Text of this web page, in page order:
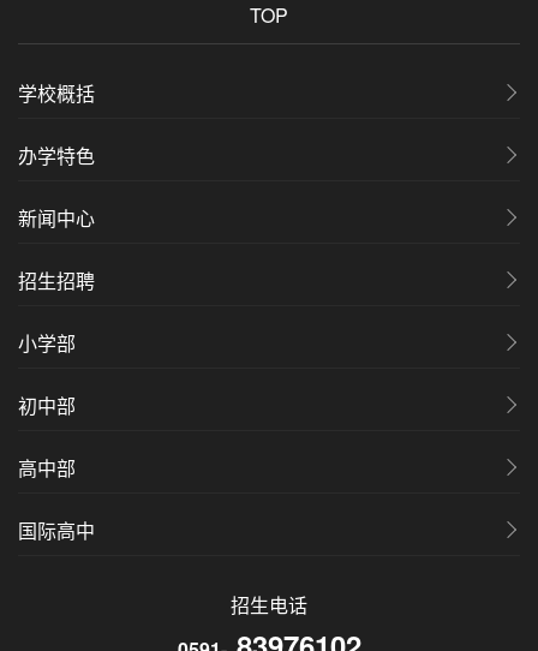
TOP
学校概括
办学特色
新闻中心
招生招聘
小学部
初中部
高中部
国际高中
招生电话